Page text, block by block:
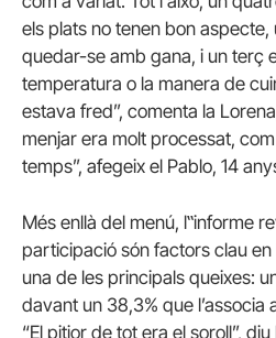
els plats no tenen bon aspecte,
quedar-se amb gana, i un terç
temperatura o la manera de
estava fred”, comenta la
menjar era molt processat,
temps”, afegeix el Pablo, 14
Més enllà del menú, l‟informe
participació són factors clau en
una de les principals queixes:
davant un 38,3% que l’associa
“El pitjor de tot era el soroll”, diu